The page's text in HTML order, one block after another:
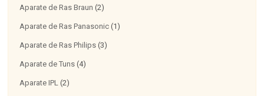
Aparate de Ras Braun (2)
Aparate de Ras Panasonic (1)
Aparate de Ras Philips (3)
Aparate de Tuns (4)
Aparate IPL (2)